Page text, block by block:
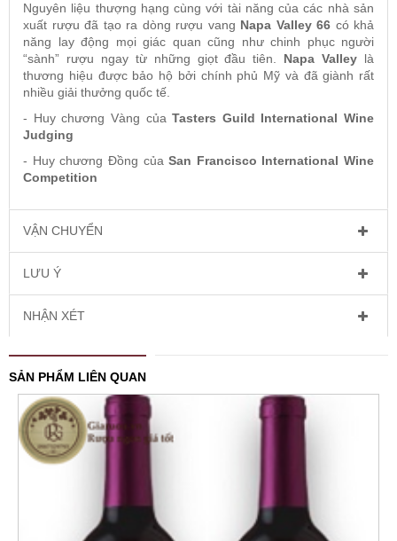
Nguyên liệu thượng hạng cùng với tài năng của các nhà sản
xuất rượu đã tạo ra dòng rượu vang Napa Valley 66 có khả
năng lay động mọi giác quan cũng như chinh phục người
“sành” rượu ngay từ những giọt đầu tiên. Napa Valley là
thương hiệu được bảo hộ bởi chính phủ Mỹ và đã giành rất
nhiều giải thưởng quốc tế.
- Huy chương Vàng củaTasters Guild International Wine
Judging
- Huy chương Đồng củaSan Francisco International Wine
Competition
VẬN CHUYỂN
LƯU Ý
NHẬN XÉT
SẢN PHẨM LIÊN QUAN